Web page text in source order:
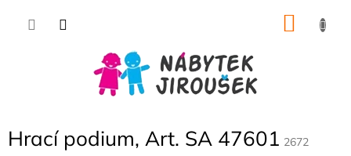
Hrací podium, Art. SA 47601 2672